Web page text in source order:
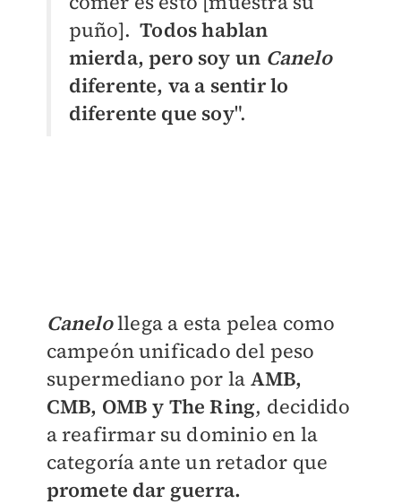
puño]. Todos hablan
mierda, pero soy un Canelo
diferente, va a sentir lo
diferente que soy".
Canelollega a esta pelea como
campeón unificado del peso
supermediano por la AMB,
CMB, OMB y The Ring, decidido
a reafirmar su dominio en la
categoría ante un retador que
promete dar guerra.